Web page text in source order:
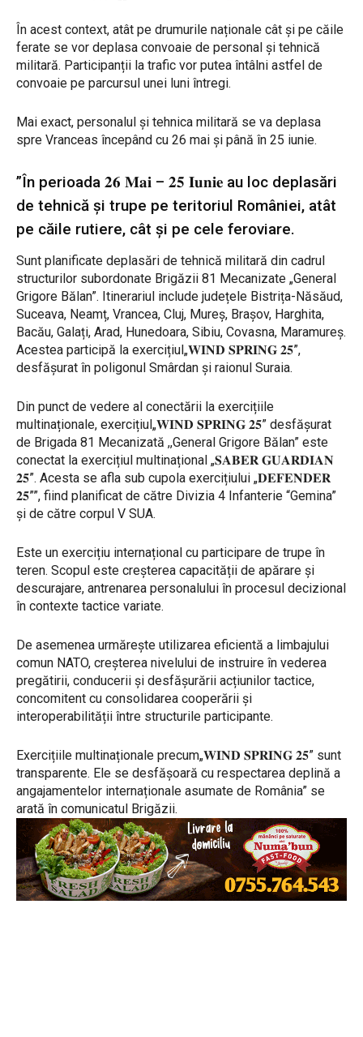
În acest context, atât pe drumurile naționale cât și pe căile
ferate se vor deplasa convoaie de personal și tehnică
militară. Participanții la trafic vor putea întâlni astfel de
convoaie pe parcursul unei luni întregi.
Mai exact, personalul și tehnica militară se va deplasa
spre Vranceas începând cu 26 mai și până în 25 iunie.
”În perioada 𝟐𝟔 𝐌𝐚𝐢 – 𝟐𝟓 𝐈𝐮𝐧𝐢𝐞 au loc deplasări
de tehnică și trupe pe teritoriul României, atât
pe căile rutiere, cât și pe cele feroviare.
Sunt planificate deplasări de tehnică militară din cadrul
structurilor subordonate Brigăzii 81 Mecanizate „General
Grigore Bălan”. Itinerariul include județele Bistrița-Năsăud,
Suceava, Neamț, Vrancea, Cluj, Mureș, Brașov, Harghita,
Bacău, Galați, Arad, Hunedoara, Sibiu, Covasna, Maramureș.
Acestea participă la exercițiul„𝐖𝐈𝐍𝐃 𝐒𝐏𝐑𝐈𝐍𝐆 𝟐𝟓”,
desfășurat în poligonul Smârdan și raionul Suraia.
Din punct de vedere al conectării la exercițiile
multinaționale, exercițiul„𝐖𝐈𝐍𝐃 𝐒𝐏𝐑𝐈𝐍𝐆 𝟐𝟓” desfășurat
de Brigada 81 Mecanizată ,,General Grigore Bălan” este
conectat la exercițiul multinațional „𝐒𝐀𝐁𝐄𝐑 𝐆𝐔𝐀𝐑𝐃𝐈𝐀𝐍
𝟐𝟓”. Acesta se afla sub cupola exercițiului „𝐃𝐄𝐅𝐄𝐍𝐃𝐄𝐑
𝟐𝟓””, fiind planificat de către Divizia 4 Infanterie “Gemina”
și de către corpul V SUA.
Este un exercițiu internațional cu participare de trupe în
teren. Scopul este creșterea capacității de apărare și
descurajare, antrenarea personalului în procesul decizional
în contexte tactice variate.
De asemenea urmărește utilizarea eficientă a limbajului
comun NATO, creșterea nivelului de instruire în vederea
pregătirii, conducerii și desfășurării acțiunilor tactice,
concomitent cu consolidarea cooperării și
interoperabilității între structurile participante.
Exercițiile multinaționale precum„𝐖𝐈𝐍𝐃 𝐒𝐏𝐑𝐈𝐍𝐆 𝟐𝟓” sunt
transparente. Ele se desfășoară cu respectarea deplină a
angajamentelor internaționale asumate de România” se
arată în comunicatul Brigăzii.